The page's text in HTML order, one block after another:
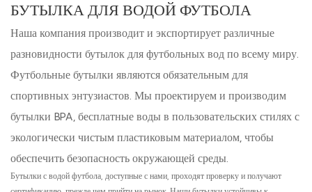
БУТЫЛКА ДЛЯ ВОДОЙ ФУТБОЛА
Наша компания производит и экспортирует различные
разновидности бутылок для футбольных вод по всему миру.
Футбольные бутылки являются обязательным для
спортивных энтузиастов. Мы проектируем и производим
бутылки BPA, бесплатные воды в пользовательских стилях с
экологически чистым пластиковым материалом, чтобы
обеспечить безопасность окружающей среды.
Бутылки с водой футбола, доступные с нами, проходят проверку и получают